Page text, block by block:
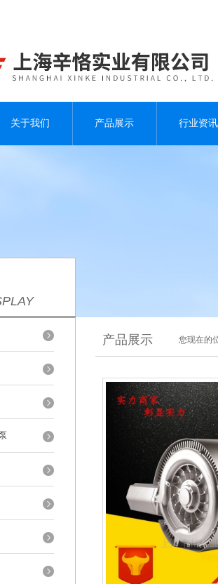
关于我们 产品展示 行业资讯
产品展示 您现在的